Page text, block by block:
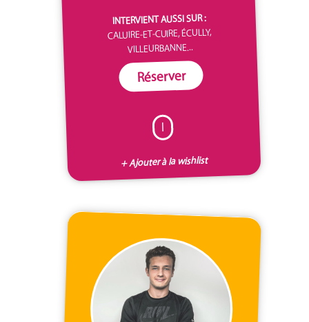
INTERVIENT AUSSI SUR :
CALUIRE-ET-CUIRE, ÉCULLY,
VILLEURBANNE...
Réserver
I
+ Ajouter à la wishlist